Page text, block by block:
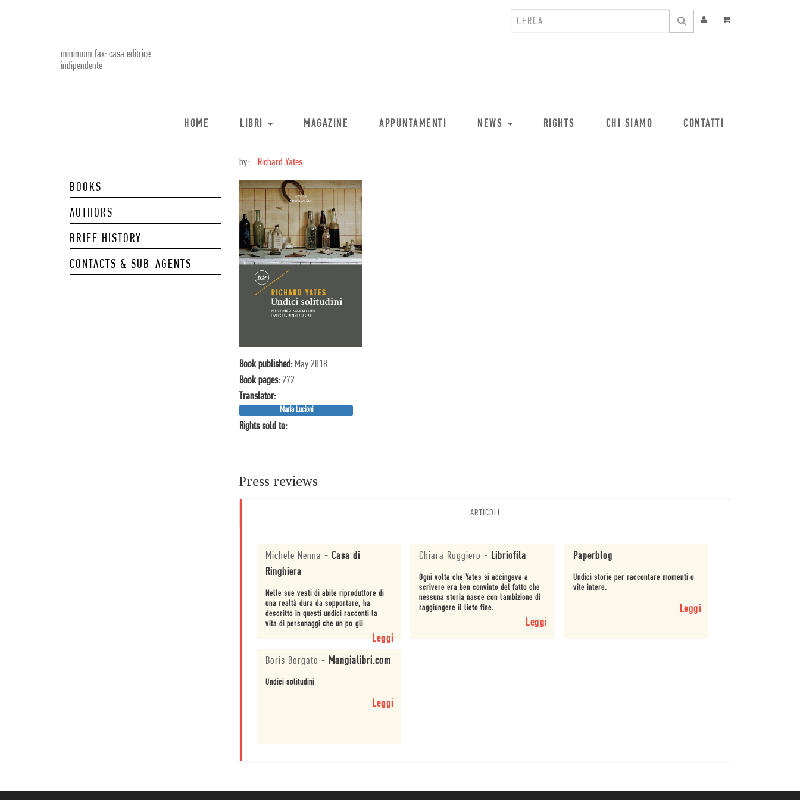
minimum fax: casa editrice
indipendente
HOME LIBRI MAGAZINE APPUNTAMENTI NEWS RIGHTS CHI SIAMO CONTATTI
BOOKS
AUTHORS
BRIEF HISTORY
CONTACTS & SUB-AGENTS
by: Richard Yates
Book published: May 2018
Book pages: 272
Translator:
Maria Lucioni
Rights sold to:
Press reviews
ARTICOLI
Michele Nenna - Casa di
Ringhiera
Nelle sue vesti di abile riproduttore di
una realtà dura da sopportare, ha
descritto in questi undici racconti la
vita di personaggi che un po gli
assomigliano  anzi, diciamo un bel po.
Leggi
Chiara Ruggiero - Libriofila
Ogni volta che Yates si accingeva a
scrivere era ben convinto del fatto che
nessuna storia nasce con lambizione di
raggiungere il lieto fine.
Leggi
Paperblog
Undici storie per raccontare momenti o
vite intere.
Leggi
Boris Borgato - Mangialibri.com
Undici solitudini
Leggi